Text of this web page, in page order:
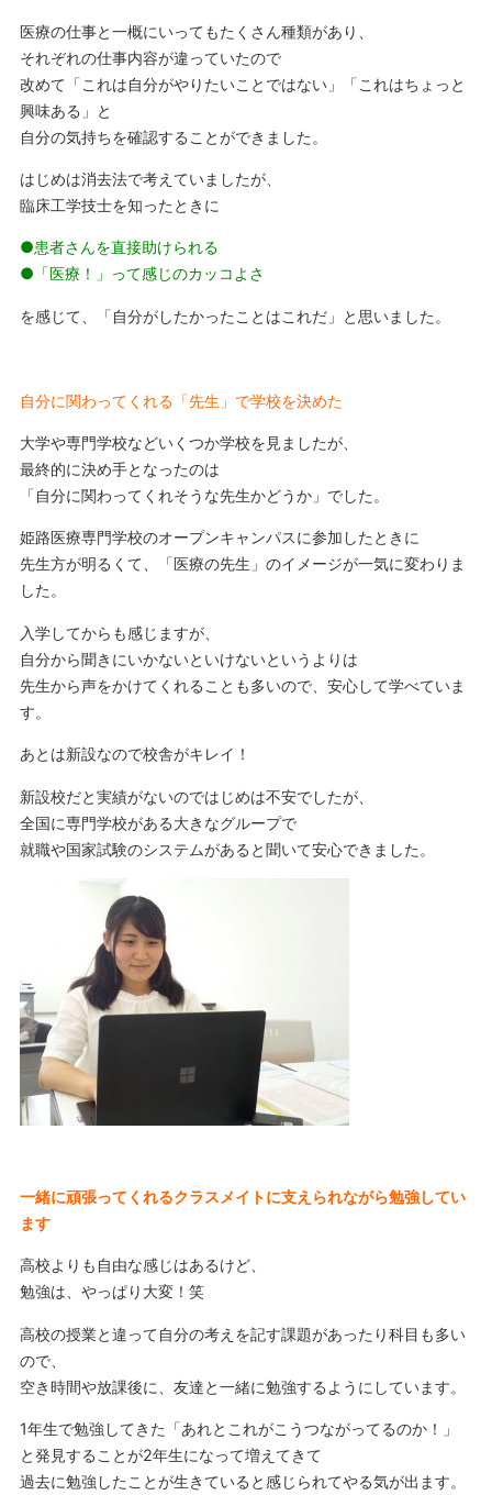
医療の仕事と一概にいってもたくさん種類があり、
それぞれの仕事内容が違っていたので
改めて「これは自分がやりたいことではない」「これはちょっと
興味ある」と
自分の気持ちを確認することができました。
はじめは消去法で考えていましたが、
臨床工学技士を知ったときに
●患者さんを直接助けられる
●「医療！」って感じのカッコよさ
を感じて、「自分がしたかったことはこれだ」と思いました。
自分に関わってくれる「先生」で学校を決めた
大学や専門学校などいくつか学校を見ましたが、
最終的に決め手となったのは
「自分に関わってくれそうな先生かどうか」でした。
姫路医療専門学校のオープンキャンパスに参加したときに
先生方が明るくて、「医療の先生」のイメージが一気に変わりま
した。
入学してからも感じますが、
自分から聞きにいかないといけないというよりは
先生から声をかけてくれることも多いので、安心して学べていま
す。
あとは新設なので校舎がキレイ！
新設校だと実績がないのではじめは不安でしたが、
全国に専門学校がある大きなグループで
就職や国家試験のシステムがあると聞いて安心できました。
一緒に頑張ってくれるクラスメイトに支えられながら勉強してい
ます
高校よりも自由な感じはあるけど、
勉強は、やっぱり大変！笑
高校の授業と違って自分の考えを記す課題があったり科目も多い
ので、
空き時間や放課後に、友達と一緒に勉強するようにしています。
1年生で勉強してきた「あれとこれがこうつながってるのか！」
と発見することが2年生になって増えてきて
過去に勉強したことが生きていると感じられてやる気が出ます。